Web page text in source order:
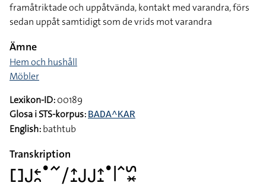
framåtriktade och uppåtvända, kontakt med varandra, förs
sedan uppåt samtidigt som de vrids mot varandra
Ämne
Hem och hushåll
Möbler
Lexikon-ID:00189
Glosa i STS-korpus: BADA^KAR
English:bathtub
Transkription
􌤓􌤢􌥓􌥘􌤟􌥨􌥠􌤴􌤸􌤢􌤢􌤴􌤸􌤟􌥼􌥦􌥲􌦂